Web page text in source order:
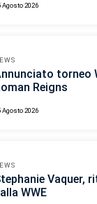
Agosto 2026
torneo
Reigns
Agosto 2026
Vaquer,
WWE